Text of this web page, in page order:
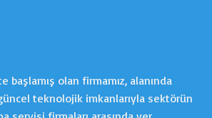
başlamış olan firmamız, alanında
teknolojik imkanlarıyla sektörün